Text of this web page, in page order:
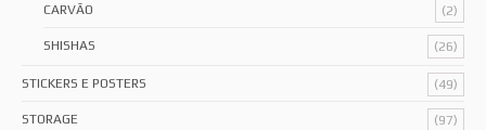
CARVÃO (2)
SHISHAS (26)
STICKERS E POSTERS (49)
STORAGE (97)